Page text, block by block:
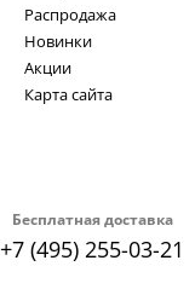
Бесплатная доставка
+7 (495) 255-03-21
Распродажа
Новинки
Акции
Карта сайта